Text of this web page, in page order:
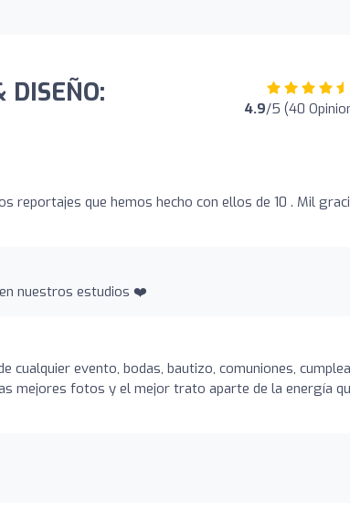
DISEÑO:
4.9/5 (40
reportajes que hemos hecho con ellos de 10 . Mil
nuestros estudios ❤️
cualquier evento, bodas, bautizo, comuniones,
mejores fotos y el mejor trato aparte de la energía